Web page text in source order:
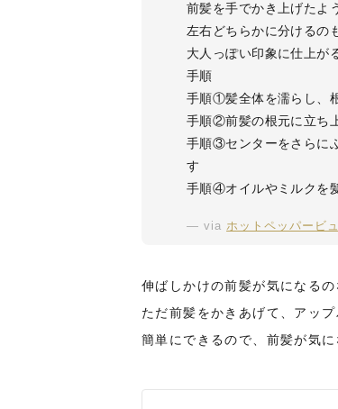
前髪を手でかき上げたよ
左右どちらかに分けるの
大人っぽい印象に仕上が
手順
手順①髪全体を濡らし、
手順②前髪の根元に立ち
手順③センターをさらに
す
手順④オイルやミルクを
viaホットペッパービ
伸ばしかけの前髪が気になる
ただ前髪をかきあげて、アップ
簡単にできるので、前髪が気